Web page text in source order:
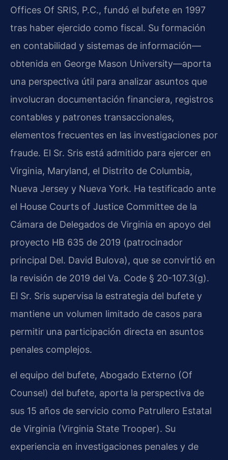
Offices Of SRIS, P.C., fundó el bufete en 1997
tras haber ejercido como fiscal. Su formación
en contabilidad y sistemas de información—
obtenida en George Mason University—aporta
una perspectiva útil para analizar asuntos que
involucran documentación financiera, registros
contables y patrones transaccionales,
elementos frecuentes en las investigaciones por
fraude. El Sr. Sris está admitido para ejercer en
Virginia, Maryland, el Distrito de Columbia,
Nueva Jersey y Nueva York. Ha testificado ante
el House Courts of Justice Committee de la
Cámara de Delegados de Virginia en apoyo del
proyecto HB 635 de 2019 (patrocinador
principal Del. David Bulova), que se convirtió en
la revisión de 2019 del Va. Code § 20-107.3(g).
El Sr. Sris supervisa la estrategia del bufete y
mantiene un volumen limitado de casos para
permitir una participación directa en asuntos
penales complejos.
el equipo del bufete, Abogado Externo (Of
Counsel) del bufete, aporta la perspectiva de
sus 15 años de servicio como Patrullero Estatal
de Virginia (Virginia State Trooper). Su
experiencia en investigaciones penales y de